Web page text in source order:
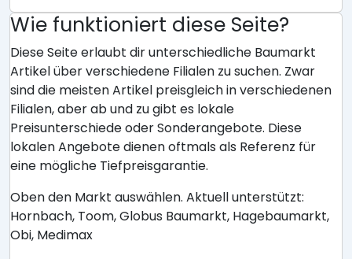
Wie funktioniert diese Seite?
Diese Seite erlaubt dir unterschiedliche Baumarkt
Artikel über verschiedene Filialen zu suchen. Zwar
sind die meisten Artikel preisgleich in verschiedenen
Filialen, aber ab und zu gibt es lokale
Preisunterschiede oder Sonderangebote. Diese
lokalen Angebote dienen oftmals als Referenz für
eine mögliche Tiefpreisgarantie.
Oben den Markt auswählen. Aktuell unterstützt:
Hornbach, Toom, Globus Baumarkt, Hagebaumarkt,
Obi, Medimax